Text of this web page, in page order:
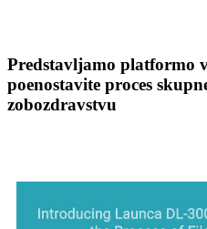
Predstavljamo platformo
poenostavite proces
zobozdravstvu